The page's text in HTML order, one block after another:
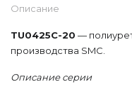
Описание
TU0425C-20 —
производства SMC.
Описание серии